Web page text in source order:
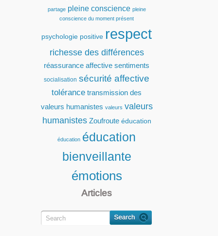
partage pleine conscience pleine
conscience du moment présent
psychologie positive respect
richesse des différences
réassurance affective sentiments
socialisation sécurité affective
tolérance transmission des
valeurs humanistes valeurs valeurs
humanistes Zoufroute éducation
éducation éducation
bienveillante
émotions
Articles